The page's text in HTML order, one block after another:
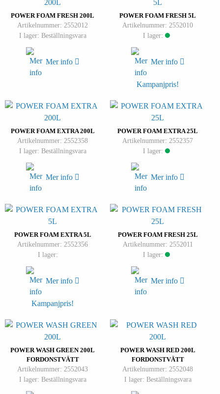
POWER FOAM FRESH 200L
Artikelnummer: 2552012
I lager: Beställningsvara
Mer info
POWER FOAM FRESH 5L
Artikelnummer: 2552010
I lager:
Mer info
Kampanjpris!
POWER FOAM EXTRA 200L
Artikelnummer: 2552358
I lager: Beställningsvara
Mer info
POWER FOAM EXTRA 25L
Artikelnummer: 2552357
I lager:
Mer info
POWER FOAM EXTRA 5L
Artikelnummer: 2552356
I lager:
Mer info
Kampanjpris!
POWER FOAM FRESH 25L
Artikelnummer: 2552011
I lager:
Mer info
POWER WASH GREEN 200L
FORDONSTVÄTT
Artikelnummer: 2552043
I lager: Beställningsvara
POWER WASH RED 200L
FORDONSTVÄTT
Artikelnummer: 2552048
I lager: Beställningsvara